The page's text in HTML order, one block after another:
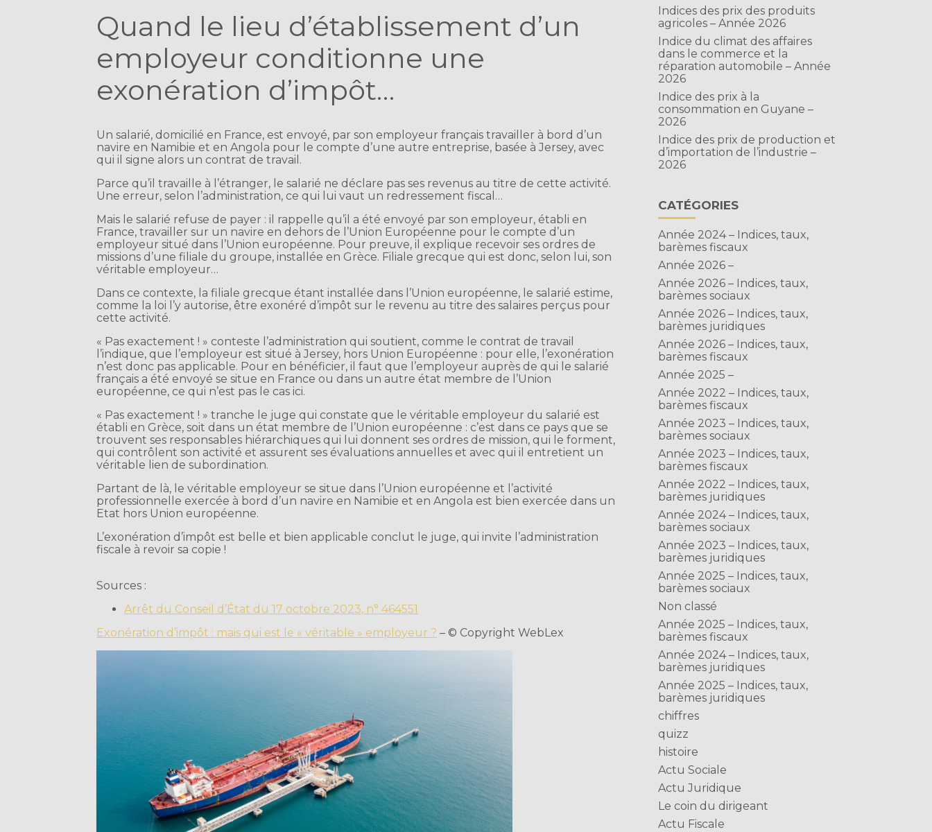
Quand le lieu d’établissement d’un
employeur conditionne une
exonération d’impôt…
Un salarié, domicilié en France, est envoyé, par son employeur français travailler à bord d’un
navire en Namibie et en Angola pour le compte d’une autre entreprise, basée à Jersey, avec
qui il signe alors un contrat de travail.
Parce qu’il travaille à l’étranger, le salarié ne déclare pas ses revenus au titre de cette activité.
Une erreur, selon l’administration, ce qui lui vaut un redressement fiscal…
Mais le salarié refuse de payer : il rappelle qu’il a été envoyé par son employeur, établi en
France, travailler sur un navire en dehors de l’Union Européenne pour le compte d’un
employeur situé dans l’Union européenne. Pour preuve, il explique recevoir ses ordres de
missions d’une filiale du groupe, installée en Grèce. Filiale grecque qui est donc, selon lui, son
véritable employeur…
Dans ce contexte, la filiale grecque étant installée dans l’Union européenne, le salarié estime,
comme la loi l’y autorise, être exonéré d’impôt sur le revenu au titre des salaires perçus pour
cette activité.
« Pas exactement ! » conteste l’administration qui soutient, comme le contrat de travail
l’indique, que l’employeur est situé à Jersey, hors Union Européenne : pour elle, l’exonération
n’est donc pas applicable. Pour en bénéficier, il faut que l’employeur auprès de qui le salarié
français a été envoyé se situe en France ou dans un autre état membre de l’Union
européenne, ce qui n’est pas le cas ici.
« Pas exactement ! » tranche le juge qui constate que le véritable employeur du salarié est
établi en Grèce, soit dans un état membre de l’Union européenne : c’est dans ce pays que se
trouvent ses responsables hiérarchiques qui lui donnent ses ordres de mission, qui le forment,
qui contrôlent son activité et assurent ses évaluations annuelles et avec qui il entretient un
véritable lien de subordination.
Partant de là, le véritable employeur se situe dans l’Union européenne et l’activité
professionnelle exercée à bord d’un navire en Namibie et en Angola est bien exercée dans un
Etat hors Union européenne.
L’exonération d’impôt est belle et bien applicable conclut le juge, qui invite l’administration
fiscale à revoir sa copie !
Sources :
Arrêt du Conseil d’État du 17 octobre 2023, n° 464551
Exonération d’impôt : mais qui est le « véritable » employeur ? – © Copyright WebLex
Indices des prix des produits
agricoles – Année 2026
Indice du climat des affaires
dans le commerce et la
réparation automobile – Année
2026
Indice des prix à la
consommation en Guyane –
2026
Indice des prix de production et
d’importation de l’industrie –
2026
CATÉGORIES
Année 2024 – Indices, taux,
barèmes fiscaux
Année 2026 –
Année 2026 – Indices, taux,
barèmes sociaux
Année 2026 – Indices, taux,
barèmes juridiques
Année 2026 – Indices, taux,
barèmes fiscaux
Année 2025 –
Année 2022 – Indices, taux,
barèmes fiscaux
Année 2023 – Indices, taux,
barèmes sociaux
Année 2023 – Indices, taux,
barèmes fiscaux
Année 2022 – Indices, taux,
barèmes juridiques
Année 2024 – Indices, taux,
barèmes sociaux
Année 2023 – Indices, taux,
barèmes juridiques
Année 2025 – Indices, taux,
barèmes sociaux
Non classé
Année 2025 – Indices, taux,
barèmes fiscaux
Année 2024 – Indices, taux,
barèmes juridiques
Année 2025 – Indices, taux,
barèmes juridiques
chiffres
quizz
histoire
Actu Sociale
Actu Juridique
Le coin du dirigeant
Actu Fiscale